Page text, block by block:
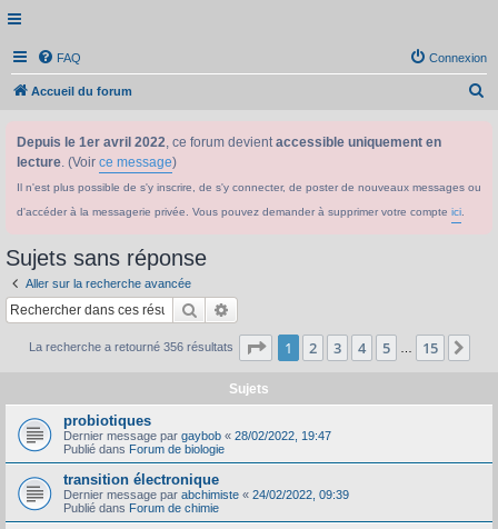
FAQ Connexion
Accueil du forum
Depuis le 1er avril 2022, ce forum devientaccessible uniquement en
lecture. (Voir ce message)
Il n'est plus possible de s'y inscrire, de s'y connecter, de poster de nouveaux messages ou
d'accéder à la messagerie privée. Vous pouvez demander à supprimer votre compte ici
Sujets sans réponse
Aller sur la recherche avancée
Rechercher
La recherche a retourné 356 résultats Page 1sur15
1 2 3 4 5 15
Sujets
probiotiques
Dernier message par gaybob « 28/02/2022, 19:47
Publié dans Forum de biologie
transition électronique
Dernier message par abchimiste « 24/02/2022, 09:39
Publié dans Forum de chimie